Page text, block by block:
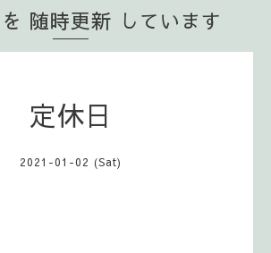
随時更新 しています
定休日
2021-01-02 (Sat)